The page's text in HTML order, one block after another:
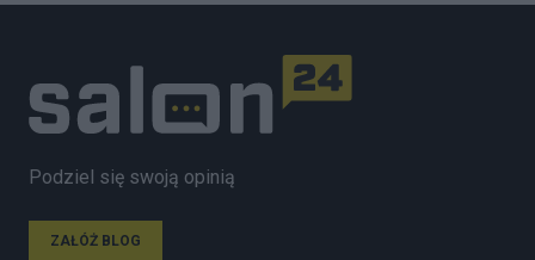
Podziel się swoją opinią
ZAŁÓŻ BLOG